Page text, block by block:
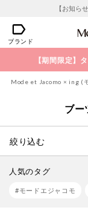
【お知ら
ブランド
【期間限定】
Mode et Jacomo × ing (
ブー
絞り込む
人気のタグ
#モードエジャコモ